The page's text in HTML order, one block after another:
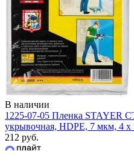
В наличии
1225-07-05 Пленка STAYER
укрывочная, HDPE, 7 мкм, 4 х
212 руб.